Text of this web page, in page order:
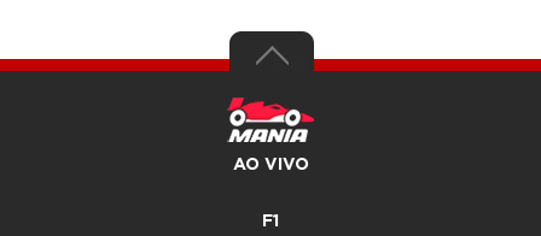
AO VIVO
F1